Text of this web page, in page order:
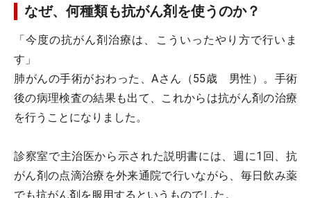
なぜ、何種類も抗がん剤を使うのか？
「今度の抗がん剤治療は、こういったやり方で行いま
す」
肺がんの手術がおわった、Aさん（55歳 男性）。手術
後の病理検査の結果も出て、これからは抗がん剤の治療
を行うことになりました。
診察室で主治医から示された説明書には、週に1回、抗
がん剤の点滴治療を外来通院で行いながら、毎日飲み薬
でも抗がん剤を服用するというものでした。